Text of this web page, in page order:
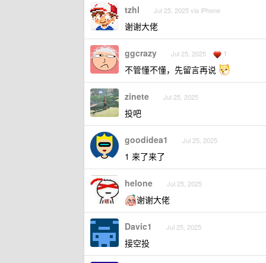
tzhl Jul 25, 2025 via iPhone
谢谢大佬
ggcrazy Jul 25, 2025 1
不管懂不懂，先留言再说
zinete Jul 25, 2025
投吧
goodidea1 Jul 25, 2025
1 来了来了
helone Jul 25, 2025
谢谢大佬
Davic1 Jul 25, 2025
接空投